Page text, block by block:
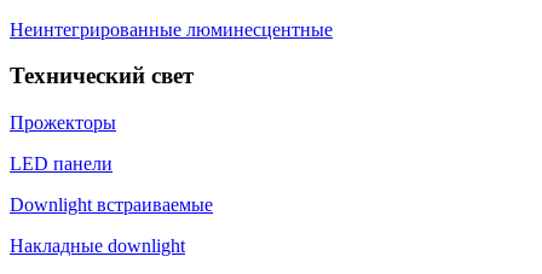
Неинтегрированные люминесцентные
Технический свет
Прожекторы
LED панели
Downlight встраиваемые
Накладные downlight